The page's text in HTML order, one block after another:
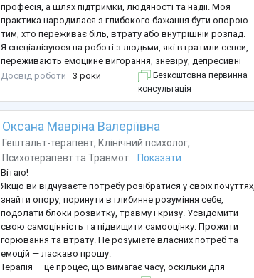
професія, а шлях підтримки, людяності та надії. Моя
практика народилася з глибокого бажання бути опорою
тим, хто переживає біль, втрату або внутрішній розпад.
Я спеціалізуюся на роботі з людьми, які втратили сенси,
переживають емоційне вигорання, зневіру, депресивні
стани, втратили дитину або надію на материнство.
Супроводжую у процесі горювання — після втрати
близьких, важливих стосунків, здоров’я або себе. Маю
Досвід роботи 3 роки
Безкоштовна первинна
консультація
Оксана Мавріна Валеріївна
Гештальт-терапевт, Клінічний психолог,
ПсихотерапевттаТравмот... Показати
Вітаю!
Якщо ви відчуваєте потребу розібратися у своїх почуттях,
знайти опору, поринути в глибинне розуміння себе,
подолати блоки розвитку, травму і кризу. Усвідомити
свою самоцінність та підвищити самооцінку. Прожити
горювання та втрату. Не розумієте власних потреб та
емоцій — ласкаво прошу.
Терапія — це процес, що вимагає часу, оскільки для